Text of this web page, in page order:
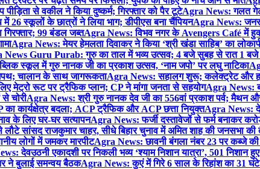
से वकील ने किया दुष्कर्म; गिरफ्तार को पैर टूटेAgra News: गलत
26 स्कूलों के छात्रों ने लिया भाग; डीपीएस बना चैंपियनAgra News:
99 बंडल जब्तAgra News: विभव नगर के Avengers Café में
Agra News: मेयर हेमलता दिवाकर ने किया ‘श्री खंडा साहिब’ का
News Guru Purab: गुरु का ताल में भव्य उत्सव; 4 बजे सुबह से रात 1
स्कूल में गुरु नानक जी का प्रकाश उत्सव, ‘नाम जपो’ पर लघु नाटिका
चालान के साथ जागरूकताAgra News: सहालग शुरू; कलेक्ट्रेट और
मेट्रो रूट पर ट्रैफिक प्लान; CP ने मांगा जनता से सहयोगAgra News:
चोरीAgra News: श्री गुरु नानक देव जी का 556वां प्रकाश पर्व; मैथन और
कार्यक्षेत्र बदला; ACP ट्रैफिक और ACP छत्ता नियुक्तAgra News:
के लिए घर-घर सत्यापनAgra News: फर्जी दस्तावेजों से फर्म बनाकर
लौटे सांसद राजकुमार चाहर, सीधे बिहार चुनाव में अमित शाह की जनसभा की
लोगों में जमकर मारपीटAgra News: छावनी बंगला नंबर 23 पर कब्जे
देवउठनी एकादशी पर निकली भव्य ‘श्याम निशान यात्रा’, 501 निशान
ने बुलाई समन्वय बैठकAgra News: कुएं में गिरे 6 साल के रिहांश का 31 घंटे